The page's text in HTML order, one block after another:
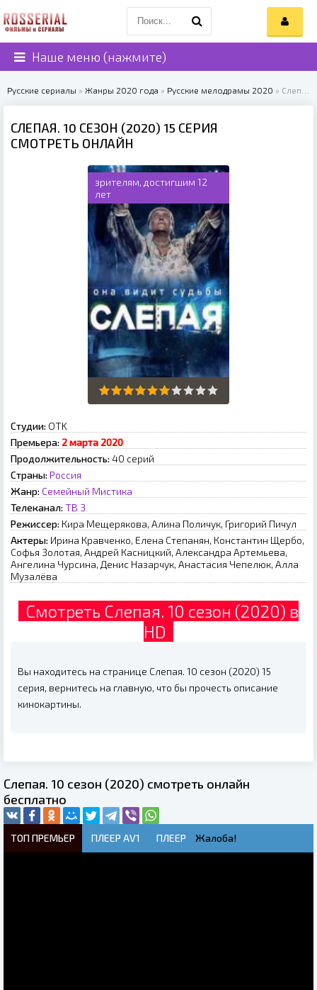
Наше меню (нажмите)
Русские сериалы » Жанры 2020 года » Русские мелодрамы 2020 » Слепая. 10 сезон (2020)
СЛЕПАЯ. 10 СЕЗОН (2020) 15 СЕРИЯ
СМОТРЕТЬ ОНЛАЙН
зрителям, достигшим 12
лет
Студии: OTK
Премьера: 2 марта 2020
Продолжительность: 40 серий
Страны: Россия
Жанр: Семейный Мистика
Телеканал: ТВ 3
Режиссер: Кира Мещерякова, Алина Поличук, Григорий Пичул
Актеры: Ирина Кравченко, Елена Степанян, Константин Щербо,
Софья Золотая, Андрей Касницкий, Александра Артемьева,
Ангелина Чурсина, Денис Назарчук, Анастасия Чепелюк, Алла
Музалёва
Смотреть Слепая. 10 сезон (2020) в
HD
Вы находитесь на странице Слепая. 10 сезон (2020) 15
серия, вернитесь на главную, что бы прочесть описание
кинокартины.
Слепая. 10 сезон (2020) смотреть онлайн
бесплатно
ТОП ПРЕМЬЕР ПЛЕЕР AV1 ПЛЕЕР Жалоба!